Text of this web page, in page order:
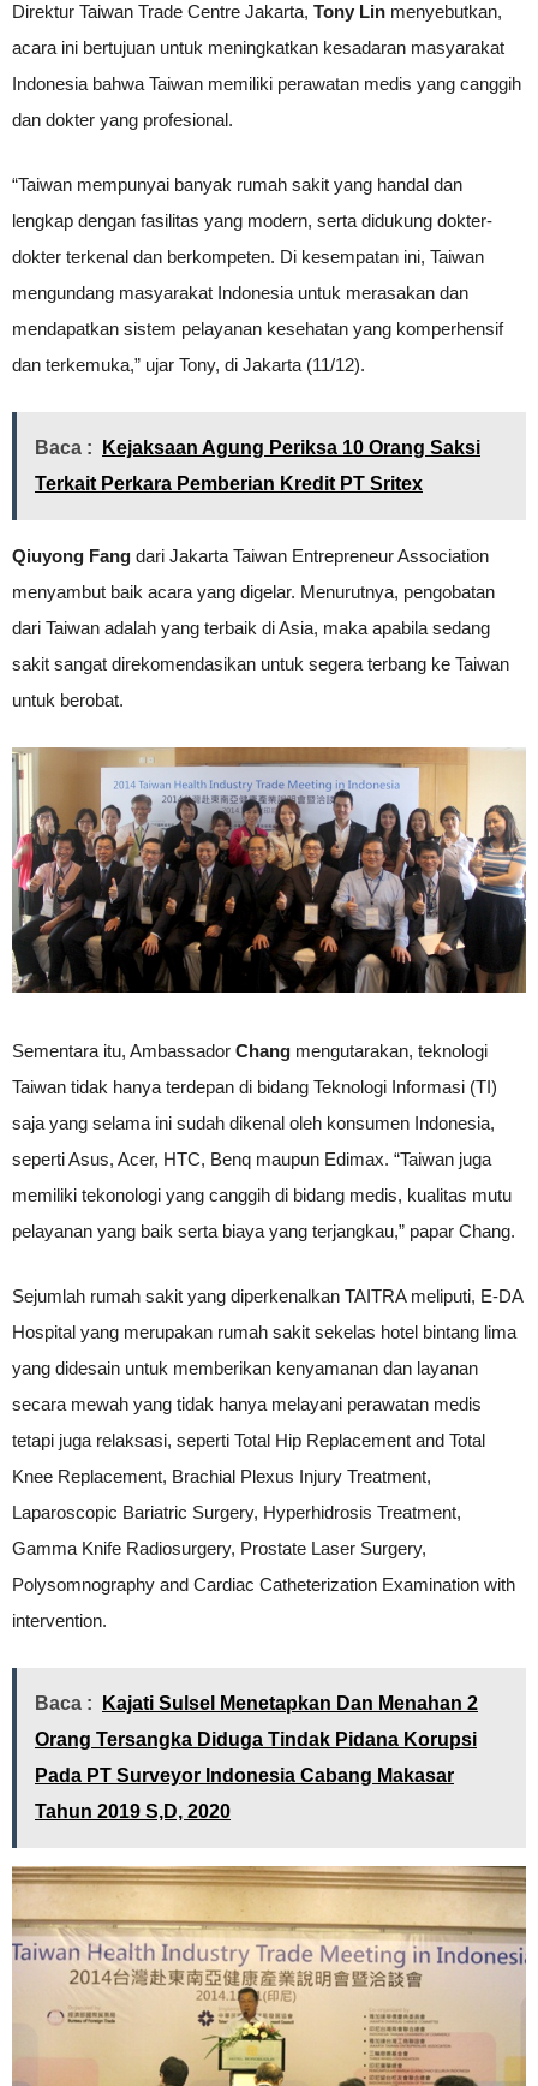
Direktur Taiwan Trade Centre Jakarta, Tony Lin menyebutkan,
acara ini bertujuan untuk meningkatkan kesadaran masyarakat
Indonesia bahwa Taiwan memiliki perawatan medis yang canggih
dan dokter yang profesional.
“Taiwan mempunyai banyak rumah sakit yang handal dan
lengkap dengan fasilitas yang modern, serta didukung dokter-
dokter terkenal dan berkompeten. Di kesempatan ini, Taiwan
mengundang masyarakat Indonesia untuk merasakan dan
mendapatkan sistem pelayanan kesehatan yang komperhensif
dan terkemuka,” ujar Tony, di Jakarta (11/12).
Baca :
Kejaksaan Agung Periksa 10 Orang Saksi
Terkait Perkara Pemberian Kredit PT Sritex
Qiuyong Fang dari Jakarta Taiwan Entrepreneur Association
menyambut baik acara yang digelar. Menurutnya, pengobatan
dari Taiwan adalah yang terbaik di Asia, maka apabila sedang
sakit sangat direkomendasikan untuk segera terbang ke Taiwan
untuk berobat.
Sementara itu, Ambassador Chang mengutarakan, teknologi
Taiwan tidak hanya terdepan di bidang Teknologi Informasi (TI)
saja yang selama ini sudah dikenal oleh konsumen Indonesia,
seperti Asus, Acer, HTC, Benq maupun Edimax. “Taiwan juga
memiliki tekonologi yang canggih di bidang medis, kualitas mutu
pelayanan yang baik serta biaya yang terjangkau,” papar Chang.
Sejumlah rumah sakit yang diperkenalkan TAITRA meliputi, E-DA
Hospital yang merupakan rumah sakit sekelas hotel bintang lima
yang didesain untuk memberikan kenyamanan dan layanan
secara mewah yang tidak hanya melayani perawatan medis
tetapi juga relaksasi, seperti Total Hip Replacement and Total
Knee Replacement, Brachial Plexus Injury Treatment,
Laparoscopic Bariatric Surgery, Hyperhidrosis Treatment,
Gamma Knife Radiosurgery, Prostate Laser Surgery,
Polysomnography and Cardiac Catheterization Examination with
intervention.
Baca :
Kajati Sulsel Menetapkan Dan Menahan 2
Orang Tersangka Diduga Tindak Pidana Korupsi
Pada PT Surveyor Indonesia Cabang Makasar
Tahun 2019 S,D, 2020